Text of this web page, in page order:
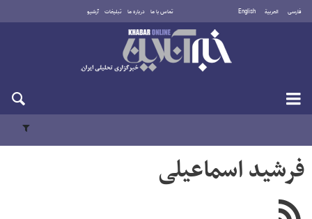
فارسی العربية English تماس با ما درباره ما تبلیغات آرشیو
پنجشنبه ۱۵ مرداد ۱۴۰۵
فرشید اسماعیلی